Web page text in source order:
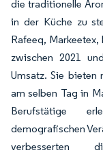
die traditionelle
in der Küche zu
Rafeeq,
zwischen 2021
Umsatz. Sie bieten
am selben Tag in
Berufstätige
demografischen
verbesserten